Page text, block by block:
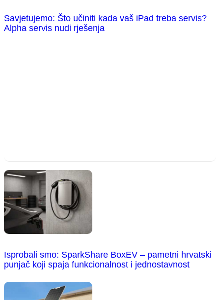
Savjetujemo: Što učiniti kada vaš iPad treba servis?
Alpha servis nudi rješenja
Isprobali smo: SparkShare BoxEV – pametni hrvatski
punjač koji spaja funkcionalnost i jednostavnost